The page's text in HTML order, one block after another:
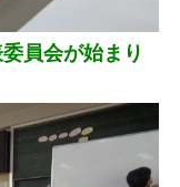
員会が始まり